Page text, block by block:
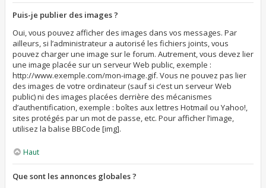
Puis-je publier des images ?
Oui, vous pouvez afficher des images dans vos messages. Par
ailleurs, si l’administrateur a autorisé les fichiers joints, vous
pouvez charger une image sur le forum. Autrement, vous devez lier
une image placée sur un serveur Web public, exemple :
http://www.exemple.com/mon-image.gif. Vous ne pouvez pas lier
des images de votre ordinateur (sauf si c’est un serveur Web
public) ni des images placées derrière des mécanismes
d’authentification, exemple : boîtes aux lettres Hotmail ou Yahoo!,
sites protégés par un mot de passe, etc. Pour afficher l’image,
utilisez la balise BBCode [img].
Haut
Que sont les annonces globales ?